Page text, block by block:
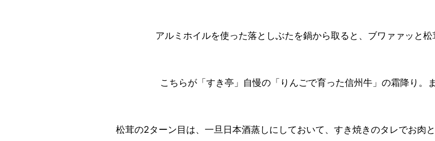
アルミホイルを使った落としぶたを鍋から取ると、ブワァァッと松
こちらが「すき亭」自慢の「りんごで育った信州牛」の霜降り。
松茸の2ターン目は、一旦日本酒蒸しにしておいて、すき焼きのタレでお肉